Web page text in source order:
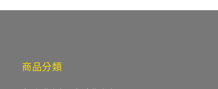
商品分類